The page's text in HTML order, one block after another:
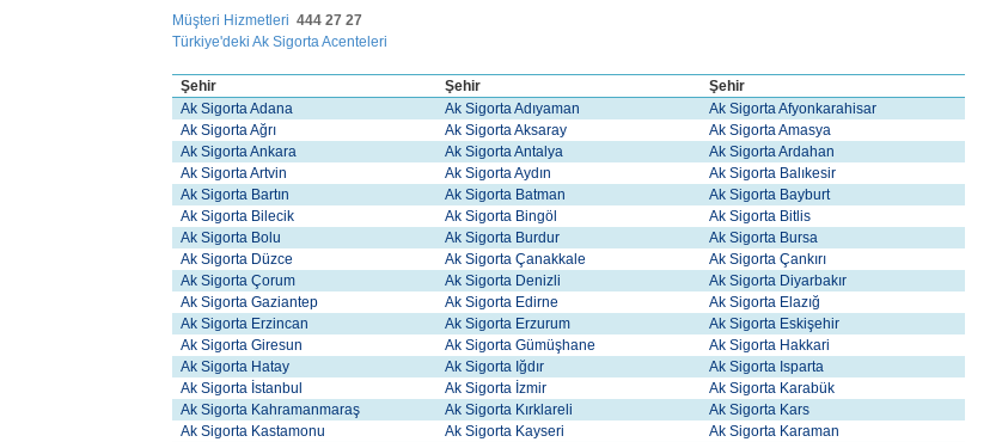
Müşteri Hizmetleri 444 27 27
Türkiye'deki Ak Sigorta Acenteleri
Şehir Şehir
Şehir
Ak Sigorta Adana
Ak Sigorta Adıyaman
Ak Sigorta Afyonkarahisar
Ak Sigorta Ağrı
Ak Sigorta Aksaray
Ak Sigorta Amasya
Ak Sigorta Ankara
Ak Sigorta Antalya
Ak Sigorta Ardahan
Ak Sigorta Artvin
Ak Sigorta Aydın
Ak Sigorta Balıkesir
Ak Sigorta Bartın
Ak Sigorta Batman
Ak Sigorta Bayburt
Ak Sigorta Bilecik
Ak Sigorta Bingöl
Ak Sigorta Bitlis
Ak Sigorta Bolu
Ak Sigorta Burdur
Ak Sigorta Bursa
Ak Sigorta Düzce
Ak Sigorta Çanakkale
Ak Sigorta Çankırı
Ak Sigorta Çorum
Ak Sigorta Denizli
Ak Sigorta Diyarbakır
Ak Sigorta Gaziantep
Ak Sigorta Edirne
Ak Sigorta Elazığ
Ak Sigorta Erzincan
Ak Sigorta Erzurum
Ak Sigorta Eskişehir
Ak Sigorta Giresun
Ak Sigorta Gümüşhane
Ak Sigorta Hakkari
Ak Sigorta Hatay
Ak Sigorta Iğdır
Ak Sigorta Isparta
Ak Sigorta İstanbul
Ak Sigorta İzmir
Ak Sigorta Karabük
Ak Sigorta Kahramanmaraş
Ak Sigorta Kırklareli
Ak Sigorta Kars
Ak Sigorta Kastamonu
Ak Sigorta Kayseri
Ak Sigorta Karaman